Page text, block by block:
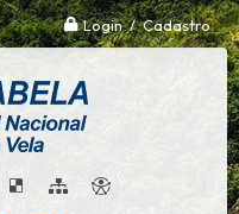
Login / Cadastro